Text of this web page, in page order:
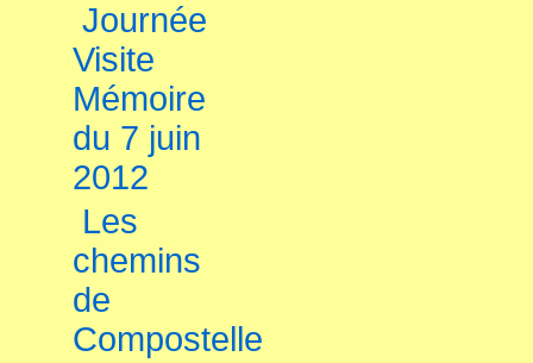
Journée
Visite
Mémoire
du 7 juin
2012
Les
chemins
de
Compostelle